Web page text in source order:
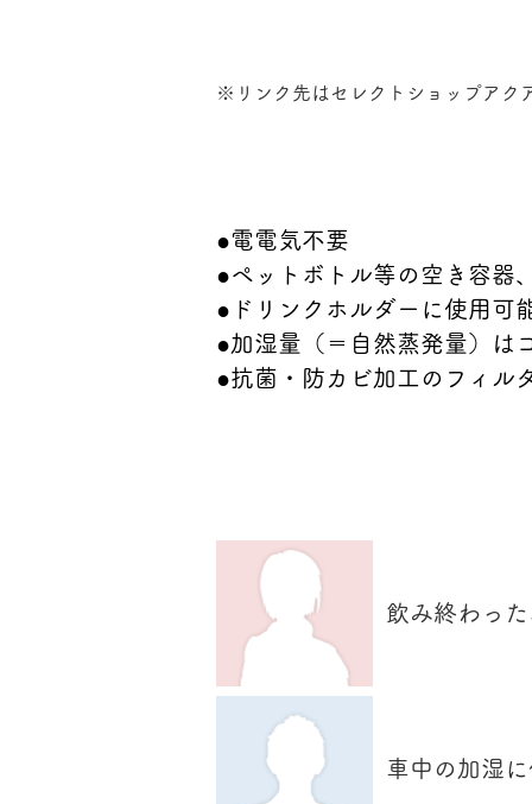
​※リンク先はセレクトショップアク
●電電気不要
●ペットボトル等の空き容器
●ドリンクホルダーに使用可
●加湿量（＝自然蒸発量）は
●抗菌・防カビ加工のフィル
飲み終わっ
車中の加湿